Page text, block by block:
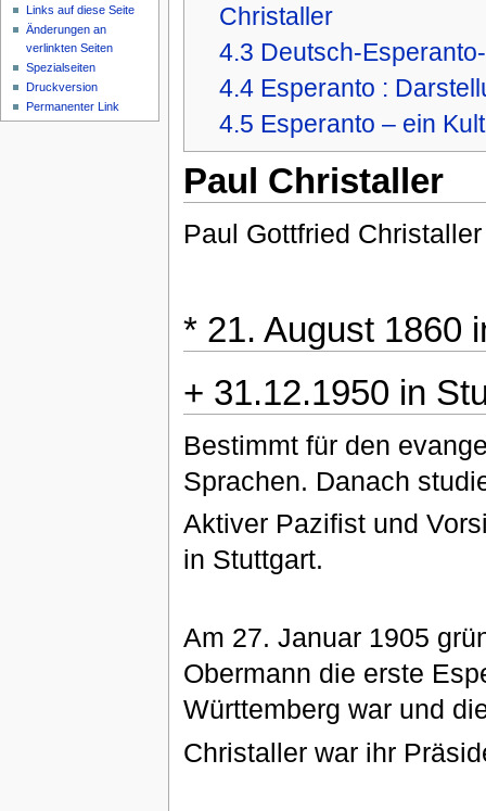
Christaller
4.3 Deutsch-
4.4 Esperanto :
4.5 Esperanto – ein
Paul Christaller
Paul Gottfried Christaller
* 21. August 1860
+ 31.12.1950 in
Bestimmt für den
Sprachen. Danach
Aktiver Pazifist und
in Stuttgart.
Am 27. Januar 1905
Obermann die erste
Württemberg war und
Christaller war ihr
Links auf diese Seite
Änderungen an
verlinkten Seiten
Spezialseiten
Druckversion
Permanenter Link